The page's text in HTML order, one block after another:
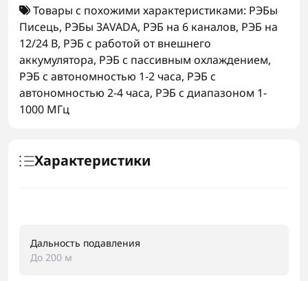
Товары с похожими характеристиками: РЭБы
Писець, РЭБы ЗАVADA, РЭБ на 6 каналов, РЭБ на
12/24 В, РЭБ с работой от внешнего
аккумулятора, РЭБ с пассивным охлаждением,
РЭБ с автономностью 1-2 часа, РЭБ с
автономностью 2-4 часа, РЭБ с диапазоном 1-
1000 МГц
Характеристики
Дальность подавления
До 200 м